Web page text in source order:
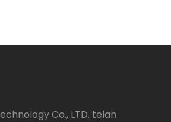
Co., LTD. telah